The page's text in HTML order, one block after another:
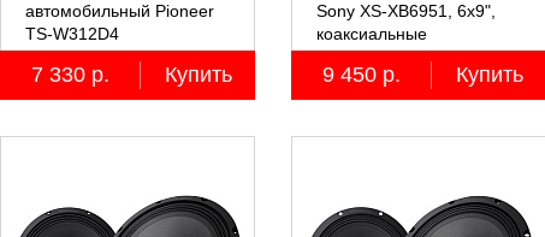
автомобильный Pioneer
TS-W312D4
7 330 р. Купить
Sony XS-XB6951, 6х9",
коаксиальные
пятиполосные, 2 шт.
9 450 р. Купить